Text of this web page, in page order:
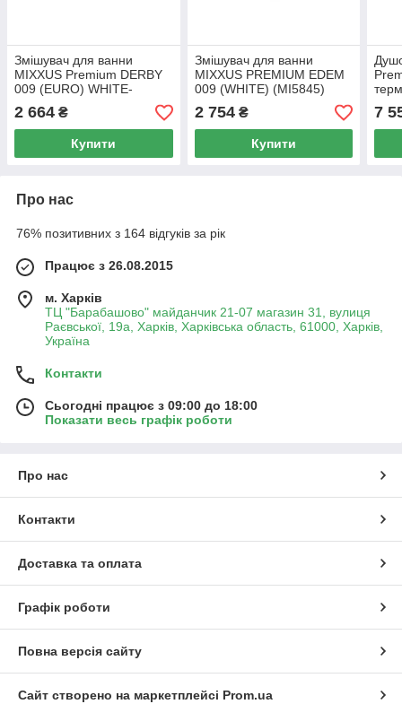
Змішувач для ванни
MIXXUS Premium DERBY
009 (EURO) WHITE-
CHROME (MI6615)
2 664 ₴
Купити
Змішувач для ванни
MIXXUS PREMIUM EDEM
009 (WHITE) (MI5845)
2 754₴
Купити
7
Про нас
76% позитивних з 164 відгуків за рік
Працює з 26.08.2015
м. Харків
ТЦ "Барабашово" майданчик 21-07 магазин 31, вулиця
Раєвської, 19а, Харків, Харківська область, 61000, Харків,
Україна
Контакти
Сьогодні працює з 09:00 до 18:00
Показати весь графік роботи
Про нас
Контакти
Доставка та оплата
Графік роботи
Повна версія сайту
Сайт створено на маркетплейсі Prom.ua